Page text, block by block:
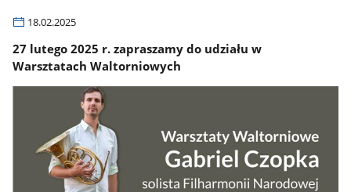
18.02.2025
27 lutego 2025 r. zapraszamy do udziału w
Warsztatach Waltorniowych